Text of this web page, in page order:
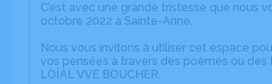
C’est avec une grande tristesse que nous
octobre 2022 à Sainte-Anne.
Nous vous invitons à utiliser cet espace
vos pensées à travers des poèmes ou
LOÏAL VVE BOUCHER.